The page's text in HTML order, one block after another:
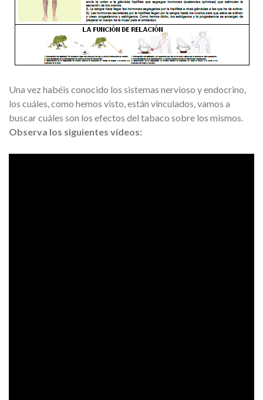
Una vez habéis conocido los sistemas nervioso y endocrino,
los cuáles, como hemos visto, están vinculados, vamos a
buscar cuáles son los efectos del tabaco sobre los mismos.
Observa los siguientes vídeos: